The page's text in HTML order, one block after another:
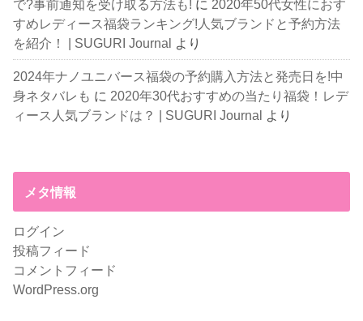
で?事前通知を受け取る方法も! に 2020年50代女性におす
すめレディース福袋ランキング!人気ブランドと予約方法
を紹介！ | SUGURI Journal より
2024年ナノユニバース福袋の予約購入方法と発売日を!中
身ネタバレも に 2020年30代おすすめの当たり福袋！レデ
ィース人気ブランドは？ | SUGURI Journal
より
メタ情報
ログイン
投稿フィード
コメントフィード
WordPress.org